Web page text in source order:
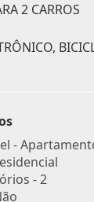
2 CARROS
-
- 2